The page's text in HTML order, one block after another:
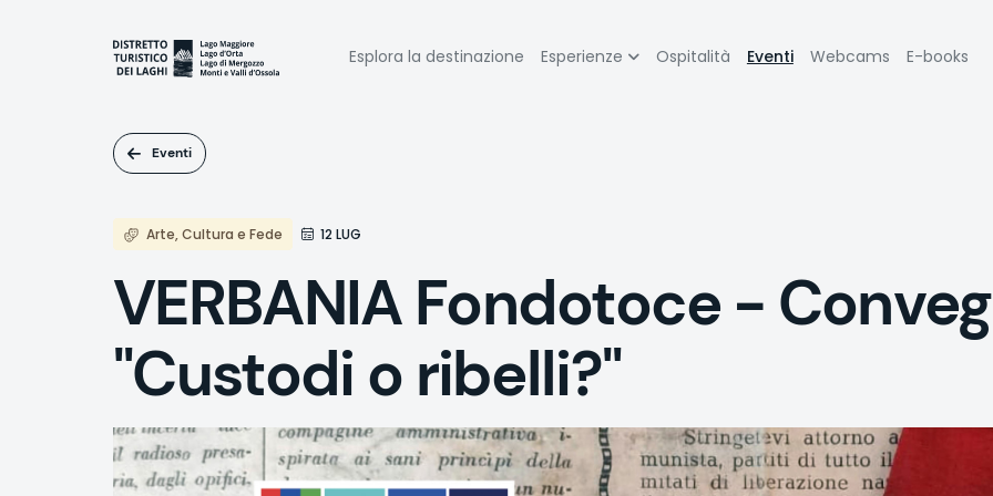
Navigazione
Esplora la destinazione Esperienze Ospitalità Eventi Webcams E-books
Eventi
Arte, Cultura e Fede 12 LUG
VERBANIA Fondotoce -
"Custodi o ribelli?"